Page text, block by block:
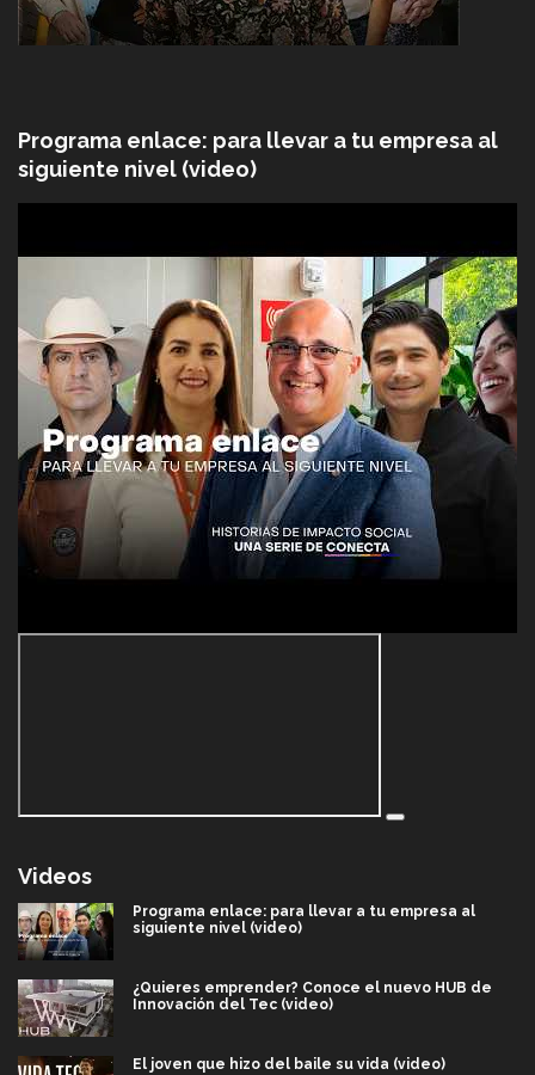
Programa enlace: para llevar a tu empresa al
siguiente nivel (video)
Videos
Programa enlace: para llevar a tu empresa al
siguiente nivel (video)
¿Quieres emprender? Conoce el nuevo HUB de
Innovación del Tec (video)
El joven que hizo del baile su vida (video)